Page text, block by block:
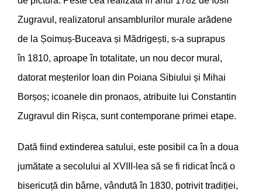
Zugravul, realizatorul ansamblurilor murale arădene
de la Șoimuș-Buceava și Mădrigești, s-a suprapus
în 1810, aproape în totalitate, un nou decor mural,
datorat meșterilor Ioan din Poiana Sibiului și Mihai
Borșoș; icoanele din pronaos, atribuite lui Constantin
Zugravul din Rișca, sunt contemporane primei etape.
Dată fiind extinderea satului, este posibil ca în a doua
jumătate a secolului al XVIII-lea să se fi ridicat încă o
bisericuță din bârne, vândută în 1830, potrivit tradiției,